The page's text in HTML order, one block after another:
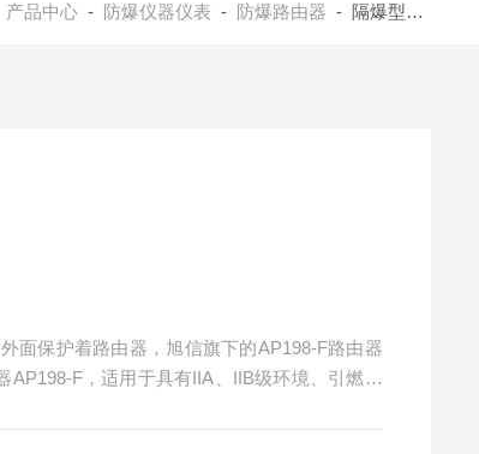
产品中心 - 防爆仪器仪表 - 防爆路由器 - 隔爆型路由器 四川防爆路由器
F，适用于具有IIA、IIB级环境、引燃温